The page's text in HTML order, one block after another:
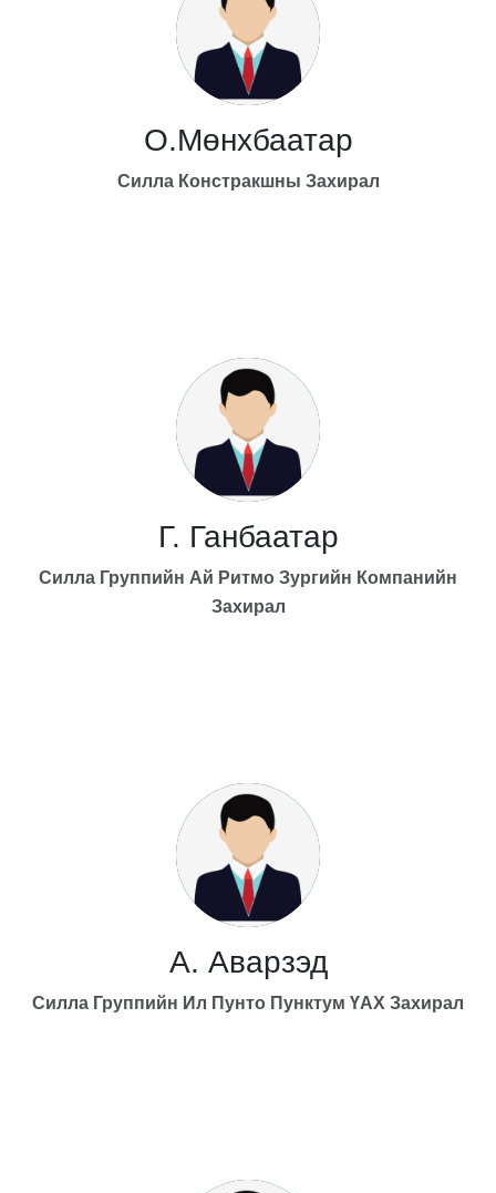
О.Мөнхбаатар
Силла Констракшны Захирал
Г. Ганбаатар
Силла Группийн Ай Ритмо Зургийн Компанийн
Захирал
А. Аварзэд
Силла Группийн Ил Пунто Пунктум ҮАХ Захирал